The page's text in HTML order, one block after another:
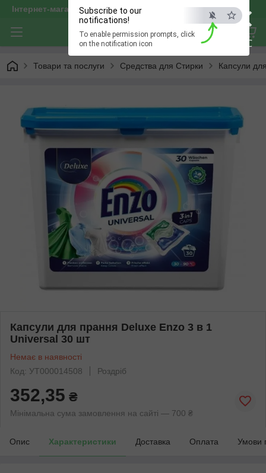
×
ESC
Subscribe to our
notifications!
To enable permission prompts, click
on the notification icon
Інтернет-магазин "optservis"
Товари та послуги Средства для Стирки Капсули
Капсули для прання Deluxe Enzo 3 в 1
Universal 30 шт
Немає в наявності
Код: УТ000014508
Роздріб
352,35 ₴
Мінімальна сума замовлення на сайті — 700 ₴
Опис Характеристики Доставка Оплата Умови